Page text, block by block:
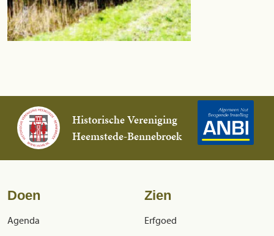
Historische Vereniging
Heemstede-Bennebroek
Doen
Agenda
Zien
Erfgoed